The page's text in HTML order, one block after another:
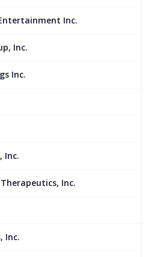
Inc.
Inc.
Inc.
Inc.
Inc.
Inc.